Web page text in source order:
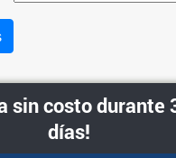
sin costo durante
días!